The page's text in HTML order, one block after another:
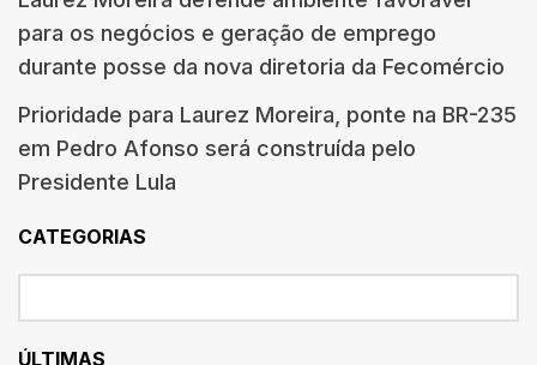
para os negócios e geração de emprego
durante posse da nova diretoria da Fecomércio
Prioridade para Laurez Moreira, ponte na BR-235
em Pedro Afonso será construída pelo
Presidente Lula
CATEGORIAS
ÚLTIMAS